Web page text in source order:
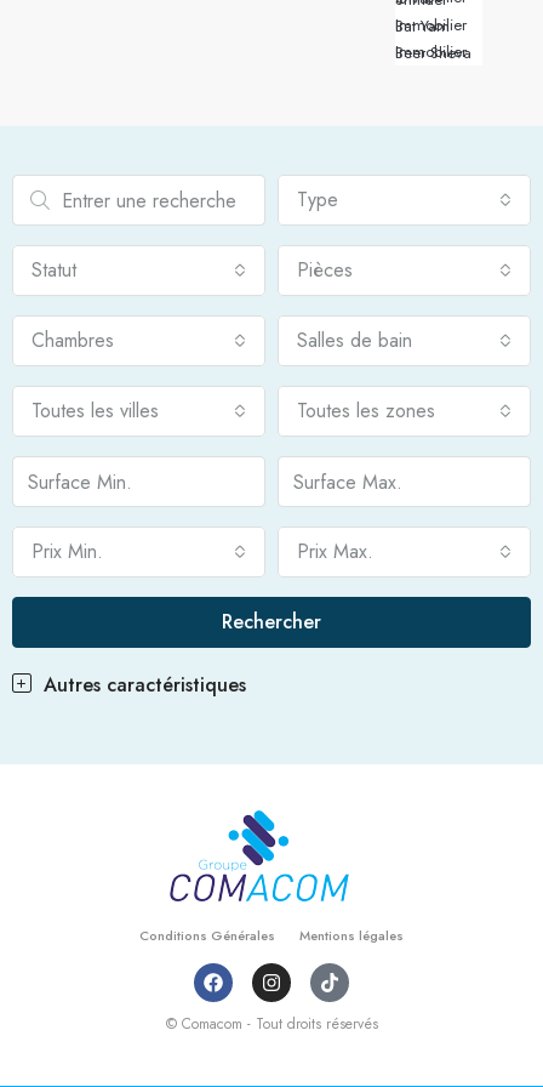
Immobilier Bat Yam
Immobilier Beer Sheva
Type
Statut Pièces
Chambres Salles de bain
Toutes les villes Toutes les zones
Prix Min. Prix Max.
Rechercher
Autres caractéristiques
Conditions Générales Mentions légales
© Comacom - Tout droits réservés